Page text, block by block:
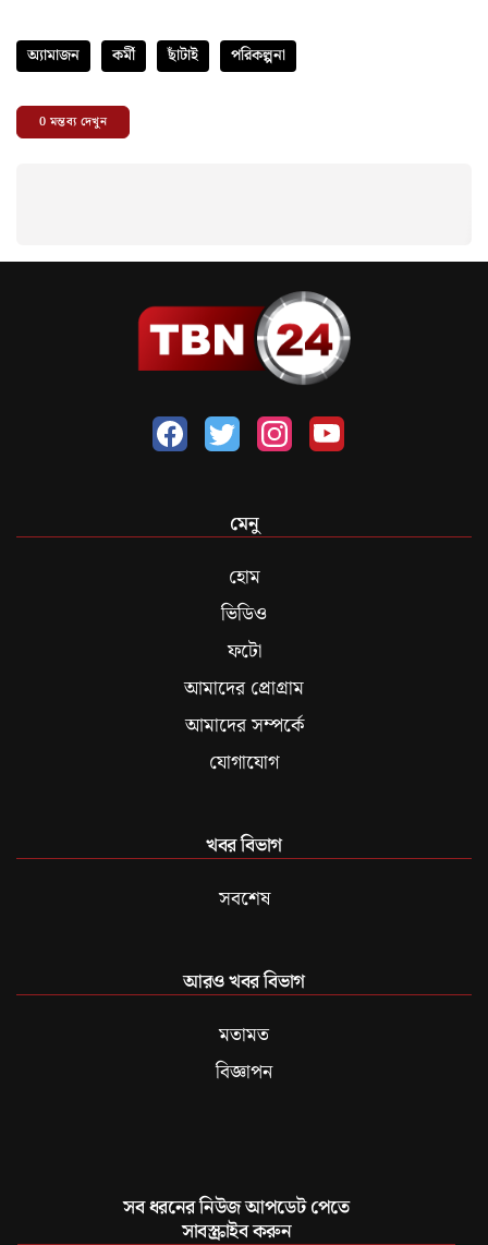
অ্যামাজন কর্মী ছাঁটাই পরিকল্পনা
0মন্তব্য দেখুন
মেনু
হোম
ভিডিও
ফটো
আমাদের প্রোগ্রাম
আমাদের সম্পর্কে
যোগাযোগ
খবর বিভাগ
সবশেষ
আরও খবর বিভাগ
মতামত
বিজ্ঞাপন
সব ধরনের নিউজ আপডেট পেতে
সাবস্ক্রাইব করুন